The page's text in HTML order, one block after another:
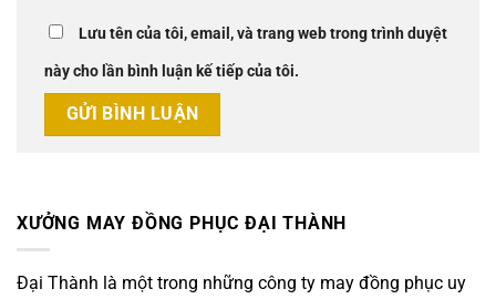
Lưu tên của tôi, email, và trang web trong trình duyệt
này cho lần bình luận kế tiếp của tôi.
XƯỞNG MAY ĐỒNG PHỤC ĐẠI THÀNH
Đại Thành là một trong những công ty may đồng phục uy